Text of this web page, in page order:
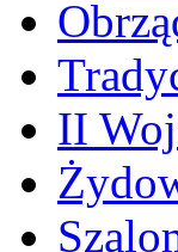
II